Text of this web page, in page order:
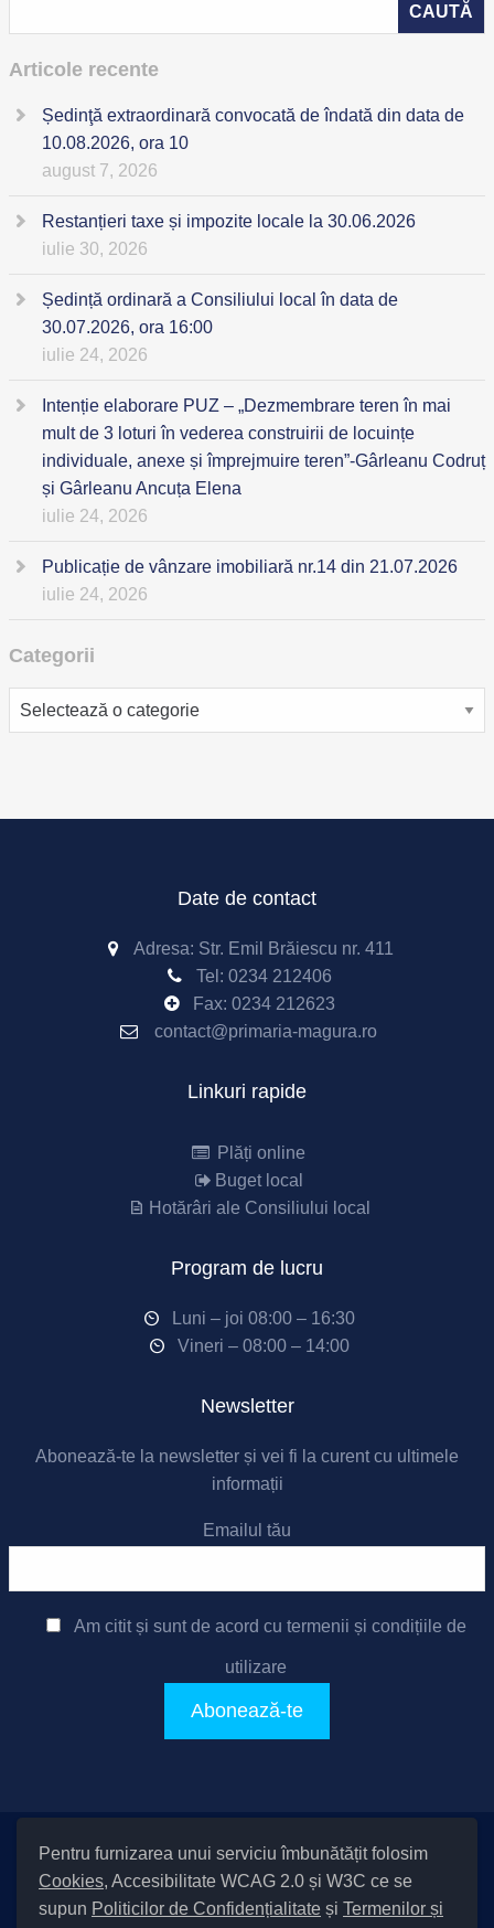
Pentru furnizarea unui serviciu îmbunătățit folosim
Cookies, Accesibilitate WCAG 2.0 și W3C ce se
supun Politicilor de Confidențialitate și Termenilor și
Articole recente
Ședinţă extraordinară convocată de îndată din data de
10.08.2026, ora 10
august 7, 2026
Restanțieri taxe și impozite locale la 30.06.2026
iulie 30, 2026
Ședință ordinară a Consiliului local în data de
30.07.2026, ora 16:00
iulie 24, 2026
Intenție elaborare PUZ – „Dezmembrare teren în mai
mult de 3 loturi în vederea construirii de locuințe
individuale, anexe și împrejmuire teren”-Gârleanu Codruț
și Gârleanu Ancuța Elena
iulie 24, 2026
Publicație de vânzare imobiliară nr.14 din 21.07.2026
iulie 24, 2026
Categorii
Categorii
Date de contact
Adresa: Str. Emil Brăiescu nr. 411
Tel: 0234 212406
Fax: 0234 212623
contact@primaria-magura.ro
Linkuri rapide
Plăți online
Buget local
Hotărâri ale Consiliului local
Program de lucru
Luni – joi 08:00 – 16:30
Vineri – 08:00 – 14:00
Newsletter
Abonează-te la newsletter și vei fi la curent cu ultimele
informații
Emailul tău
Am citit și sunt de acord cu termenii și condițiile de
utilizare
Setări Cookies și Accesibilitate
Informare cu privire la prelucrarea datelor | Politică de utilizare